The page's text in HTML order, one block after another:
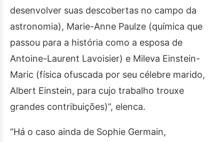
desenvolver suas descobertas no campo da
astronomia), Marie-Anne Paulze (química que
passou para a história como a esposa de
Antoine-Laurent Lavoisier) e Mileva Einstein-
Maric (física ofuscada por seu célebre marido,
Albert Einstein, para cujo trabalho trouxe
grandes contribuições)”, elenca.
“Há o caso ainda de Sophie Germain,